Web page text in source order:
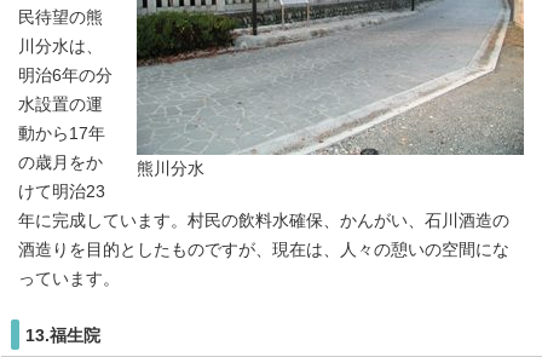
熊川分水
民待望の熊
川分水は、
明治6年の分
水設置の運
動から17年
の歳月をか
けて明治23
年に完成しています。村民の飲料水確保、かんがい、石川酒造の
酒造りを目的としたものですが、現在は、人々の憩いの空間にな
っています。
13.福生院